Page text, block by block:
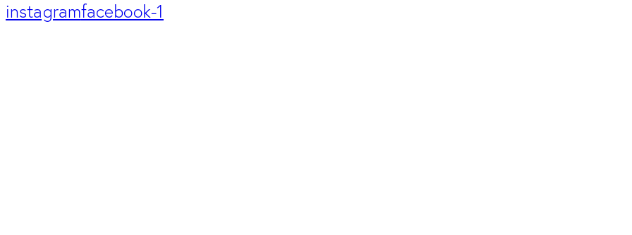
instagramfacebook-1